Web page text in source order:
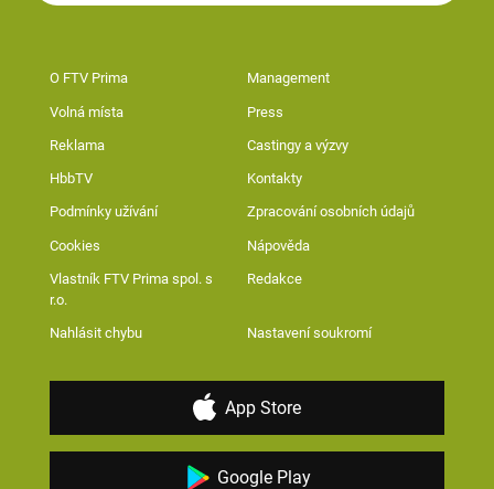
O FTV Prima Management
Volná místa Press
Reklama Castingy a výzvy
HbbTV Kontakty
Podmínky užívání Zpracování osobních údajů
Cookies Nápověda
Vlastník FTV Prima spol. s
r.o.
Redakce
Nahlásit chybu Nastavení soukromí
App Store
Google Play